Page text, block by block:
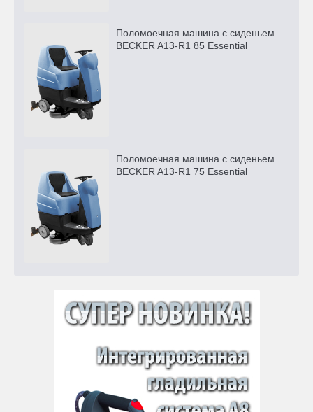
Поломоечная машина с сиденьем
BECKER A13-R1 85 Essential
Поломоечная машина с сиденьем
BECKER A13-R1 75 Essential